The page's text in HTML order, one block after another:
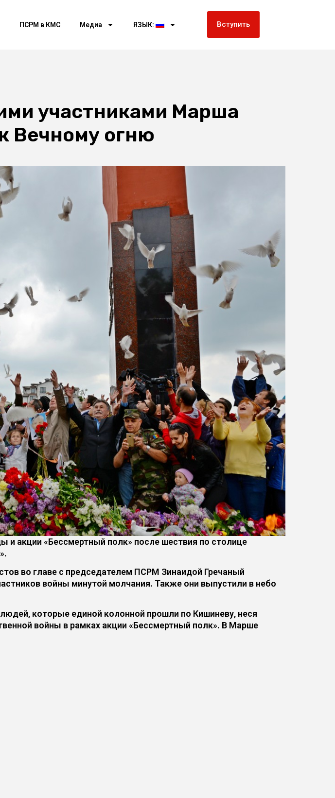
ПСРМ в КМС Медиа ЯЗЫК: Вступить
участниками Марша
Вечному огню
акции «Бессмертный полк» после шествия по столице
во главе с председателем ПСРМ Зинаидой Гречаный
войны минутой молчания. Также они выпустили в небо
которые единой колонной прошли по Кишиневу, неся
войны в рамках акции «Бессмертный полк». В Марше